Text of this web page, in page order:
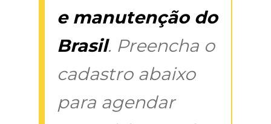
e manutenção do
Brasil. Preencha o
cadastro abaixo
para agendar